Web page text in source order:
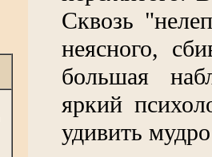
Сквозь
неясного,
большая
яркий
удивить